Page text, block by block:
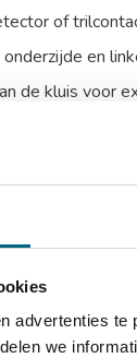
advertenties
we
of
en
de kluis voor
platen, een